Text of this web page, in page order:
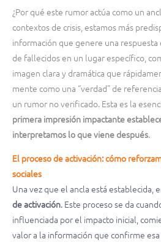
¿Por qué este rumor actúa como un
contextos de crisis, estamos más
información que genere una
de fallecidos en un lugar específico,
imagen clara y dramática que
mente como una “verdad” de
un rumor no verificado. Esta es la
primera impresión impactante
interpretamos lo que viene después.
El proceso de activación: cómo
sociales
Una vez que el ancla está establecida,
de activación. Este proceso se da
influenciada por el impacto inicial,
valor a la información que confirme